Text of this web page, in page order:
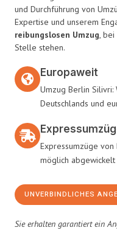
und Durchführung von
Expertise und unserem
reibungslosen Umzug,
Stelle stehen.
Europaweit
Umzug Berlin
Deutschlands und
Expressumzüge
möglich
UNVERBINDLICHES
Sie erhalten garantiert ein